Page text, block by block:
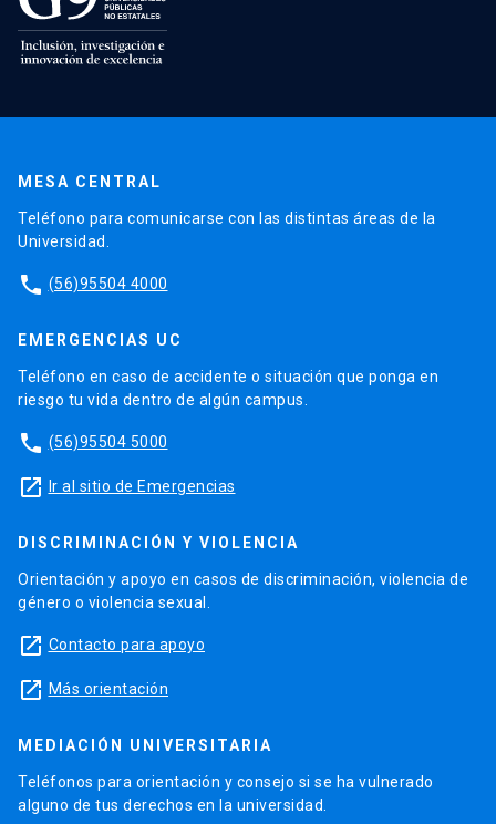
MESA CENTRAL
Teléfono para comunicarse con las distintas áreas de la
Universidad.
phone (56)95504 4000
EMERGENCIAS UC
Teléfono en caso de accidente o situación que ponga en
riesgo tu vida dentro de algún campus.
phone (56)95504 5000
launch Ir al sitio de Emergencias
DISCRIMINACIÓN Y VIOLENCIA
Orientación y apoyo en casos de discriminación, violencia de
género o violencia sexual.
launch Contacto para apoyo
launch Más orientación
MEDIACIÓN UNIVERSITARIA
Teléfonos para orientación y consejo si se ha vulnerado
alguno de tus derechos en la universidad.